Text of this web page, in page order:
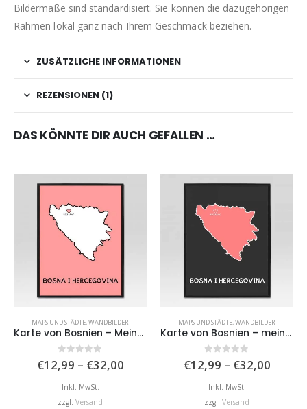
Bildermaße sind standardisiert. Sie können die dazugehörigen
Rahmen lokal ganz nach Ihrem Geschmack beziehen.
ZUSÄTZLICHE INFORMATIONEN
REZENSIONEN (1)
DAS KÖNNTE DIR AUCH GEFALLEN …
MAPS UND STÄDTE,WANDBILDER
Karte von Bosnien – Meine Stadt
0von 5
€12,99 – €32,00Preisspanne:
Inkl. MwSt.
zzgl. Versand
MAPS UND STÄDTE,WANDBILDER
Karte von Bosnien – meine Stadt II
0von 5
€12,99 – €32,00
Inkl. MwSt.
zzgl. Versand